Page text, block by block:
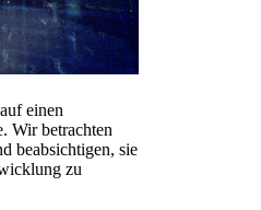
einen
Wir betrachten
beabsichtigen, sie
zu